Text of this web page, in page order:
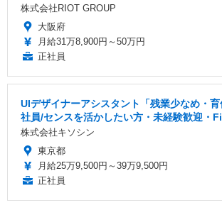
株式会社RIOT GROUP
大阪府
月給31万8,900円～50万円
正社員
UIデザイナーアシスタント「残業少なめ・
社員/センスを活かしたい方・未経験歓迎・
株式会社キソシン
東京都
月給25万9,500円～39万9,500円
正社員